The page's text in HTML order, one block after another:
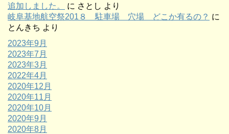
追加しました。
に さとし より
岐阜基地航空祭201８ 駐車場 穴場 どこか有るの？ に
とんきち より
2023年9月
2023年7月
2023年3月
2022年4月
2020年12月
2020年11月
2020年10月
2020年9月
2020年8月